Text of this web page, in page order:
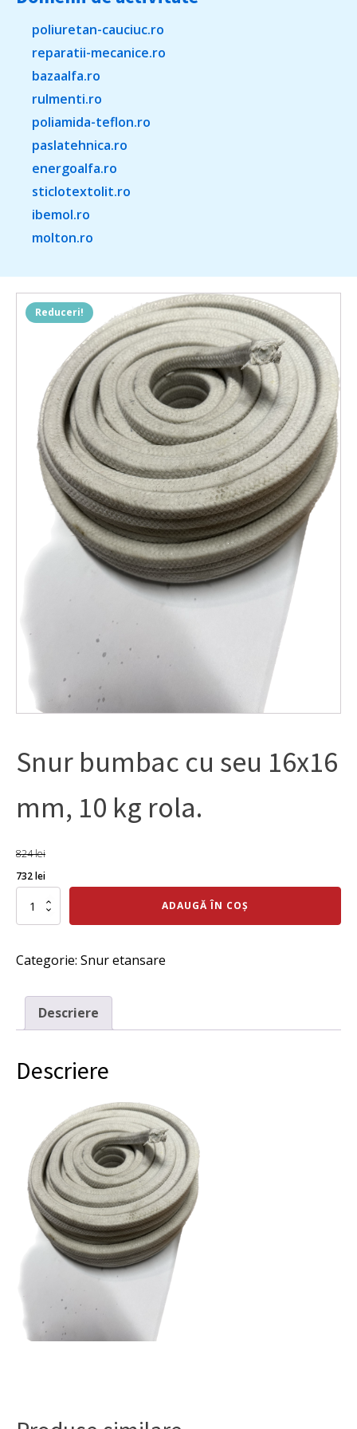
poliuretan-cauciuc.ro
reparatii-mecanice.ro
bazaalfa.ro
rulmenti.ro
poliamida-teflon.ro
paslatehnica.ro
energoalfa.ro
sticlotextolit.ro
ibemol.ro
molton.ro
Reduceri!
Snur bumbac cu seu 16x16
mm, 10 kg rola.
824lei
Prețul
inițial
a
824 lei.
732leiPrețul
curent
este:
Cantitate
seu
ADAUGĂ ÎN COȘ
Categorie: Snur etansare
Descriere
Descriere